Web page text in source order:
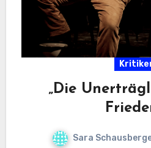
„Die
Sara